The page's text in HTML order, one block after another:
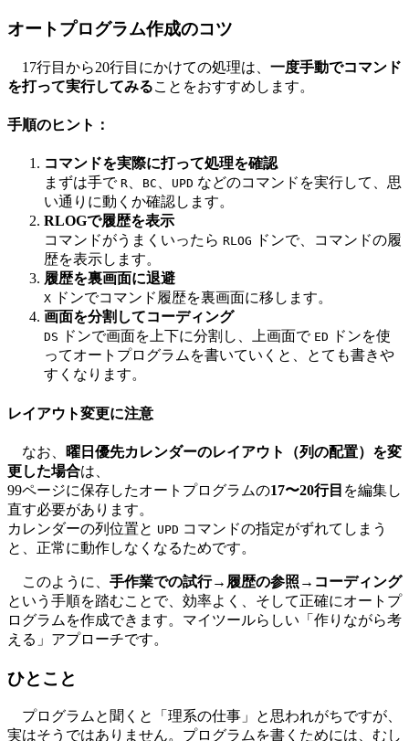
オートプログラム作成のコツ
17行目から20行目にかけての処理は、 一度手動でコマンド
を打って実行してみることをおすすめします。
手順のヒント：
コマンドを実際に打って処理を確認
まずは手で R BC UPD などのコマンドを実行して、思
い通りに動くか確認します。
RLOGで履歴を表示
コマンドがうまくいったら RLOG
ドンで、コマンドの履
歴を表示します。
履歴を裏画面に退避
X ドンでコマンド履歴を裏画面に移します。
画面を分割してコーディング
DS ドンで画面を上下に分割し、上画面で ED
ドンを使
ってオートプログラムを書いていくと、とても書きや
すくなります。
レイアウト変更に注意
なお、
曜日優先カレンダーのレイアウト（列の配置）を変
更した場合は、
99ページに保存したオートプログラムの17〜20行目 を編集し
直す必要があります。
カレンダーの列位置と UPD コマンドの指定がずれてしまう
と、正常に動作しなくなるためです。
このように、 手作業での試行→履歴の参照→コーディング
という手順を踏むことで、効率よく、そして正確にオートプ
ログラムを作成できます。マイツールらしい「作りながら考
える」アプローチです。
ひとこと
プログラムと聞くと「理系の仕事」と思われがちですが、
実はそうではありません。プログラムを書くためには、むし